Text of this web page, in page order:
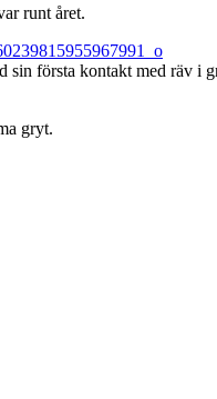
runt året.
sin första kontakt med räv i
gryt.